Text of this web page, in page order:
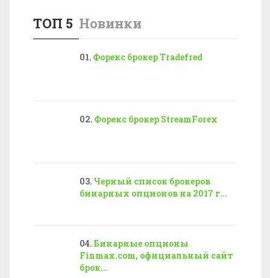
ТОП 5 Новинки
Форекс брокер Tradefred
Форекс брокер StreamForex
Черный список брокеров
бинарных опционов на 2017 г...
Бинарные опционы
Finmax.com, официальный сайт
брок...